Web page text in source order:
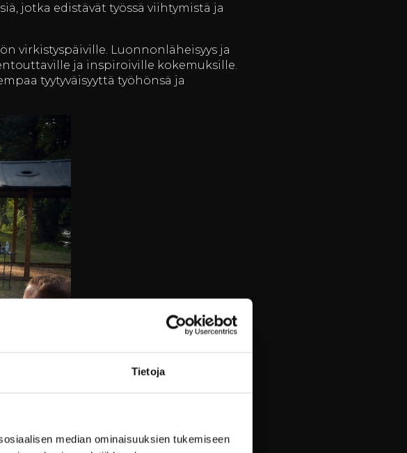
Tietoja
median ominaisuuksien tukemiseen
jotka edistävät työssä viihtymistä ja
virkistyspäiville. Luonnonläheisyys ja
ja inspiroiville kokemuksille.
tyytyväisyyttä työhönsä ja